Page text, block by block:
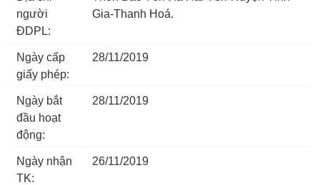
người
ĐDPL:
Gia-Thanh Hoá.
Ngày cấp
giấy phép:
28/11/2019
Ngày bắt
đầu hoạt
động:
28/11/2019
Ngày nhận
TK:
26/11/2019